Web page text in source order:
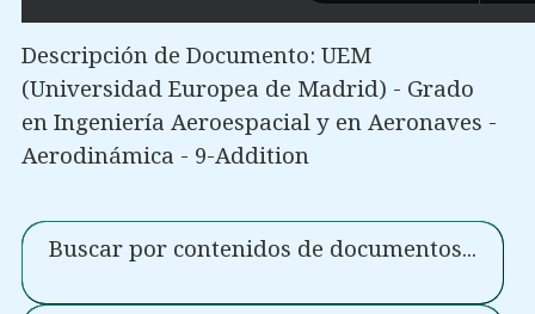
Descripción de Documento: UEM
(Universidad Europea de Madrid) - Grado
en Ingeniería Aeroespacial y en Aeronaves -
Aerodinámica - 9-Addition
Buscar por contenidos de documentos...